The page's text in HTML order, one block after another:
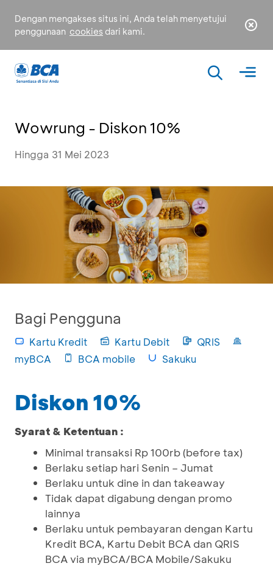
Dengan mengakses situs ini, Anda telah menyetujui
penggunaan cookies dari kami.
Wowrung - Diskon 10%
Hingga 31 Mei 2023
Bagi Pengguna
Kartu Kredit Kartu Debit
QRIS
myBCA
BCA mobile Sakuku
Diskon 10%
Syarat & Ketentuan :
Minimal transaksi Rp 100rb (before tax)
Berlaku setiap hari Senin – Jumat
Berlaku untuk dine in dan takeaway
Tidak dapat digabung dengan promo
lainnya
Berlaku untuk pembayaran dengan Kartu
Kredit BCA, Kartu Debit BCA dan QRIS
BCA via myBCA/BCA Mobile/Sakuku